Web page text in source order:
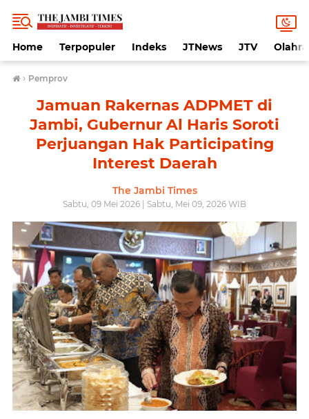
Home Terpopuler Indeks JTNews JTV
› Pemprov
Jamuan Rakernas ADPMET di
Jambi, Gubernur Al Haris Soroti
Perjuangan Hak Participating
Interest Daerah
The Jambi Times
Sabtu, 09 Mei 2026 | Sabtu, Mei 09, 2026 WIB